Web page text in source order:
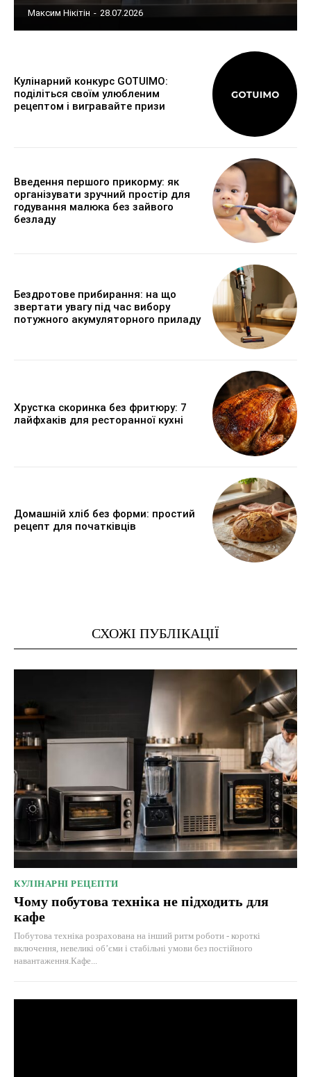
Максим Нікітін - 28.07.2026
Кулінарний конкурс GOTUIMO:
поділіться своїм улюбленим
рецептом і вигравайте призи
Введення першого прикорму: як
організувати зручний простір для
годування малюка без зайвого
безладу
Бездротове прибирання: на що
звертати увагу під час вибору
потужного акумуляторного приладу
Хрустка скоринка без фритюру: 7
лайфхаків для ресторанної кухні
Домашній хліб без форми: простий
рецепт для початківців
СХОЖІ ПУБЛІКАЦІЇ
КУЛІНАРНІ РЕЦЕПТИ
Чому побутова техніка не підходить для
кафе
Побутова техніка розрахована на інший ритм роботи - короткі
включення, невеликі об’єми і стабільні умови без постійного
навантаження.Кафе...